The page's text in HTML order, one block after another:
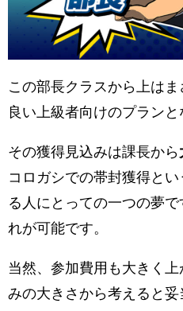
この部長クラスから上は
良い上級者向けのプランと
その獲得見込みは課長から
コロガシでの帯封獲得と
る人にとっての一つの夢
れが可能です。
当然、参加費用も大きく
みの大きさから考えると妥